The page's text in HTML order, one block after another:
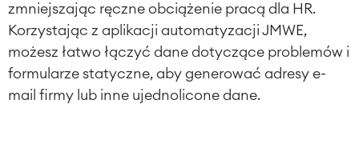
zmniejszając ręczne obciążenie pracą dla HR.
Korzystając z aplikacji automatyzacji JMWE,
możesz łatwo łączyć dane dotyczące problemów i
formularze statyczne, aby generować adresy e-
mail firmy lub inne ujednolicone dane.